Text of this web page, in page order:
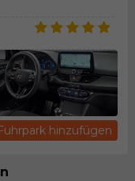
hinzufügen